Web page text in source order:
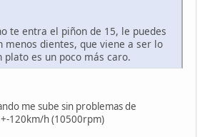
te entra el piñon de 15, le puedes
menos dientes, que viene a ser lo
plato es un poco más caro.
me sube sin problemas de
120km/h (10500rpm)